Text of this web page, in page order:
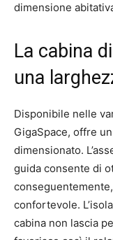
dimensione
La cabina
una
Disponibile nelle
GigaSpace, offre
dimensionato.
guida consente di
confortevole.
cabina non lascia